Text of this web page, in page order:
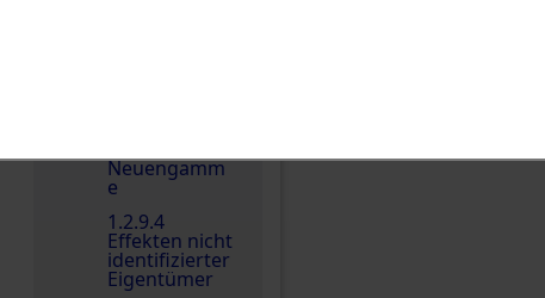
Neuengamm
e
1.2.9.4
Effekten nicht
identifizierter
Eigentümer